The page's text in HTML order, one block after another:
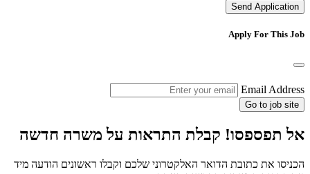
Send Application
Apply For This Job
Email Address
Go to job site
אל תפספסו! קבלת התראות על משרה חדשה
הכניסו את כתובת הדואר האלקטרוני שלכם וקבלו ראשונים הודעה מיד